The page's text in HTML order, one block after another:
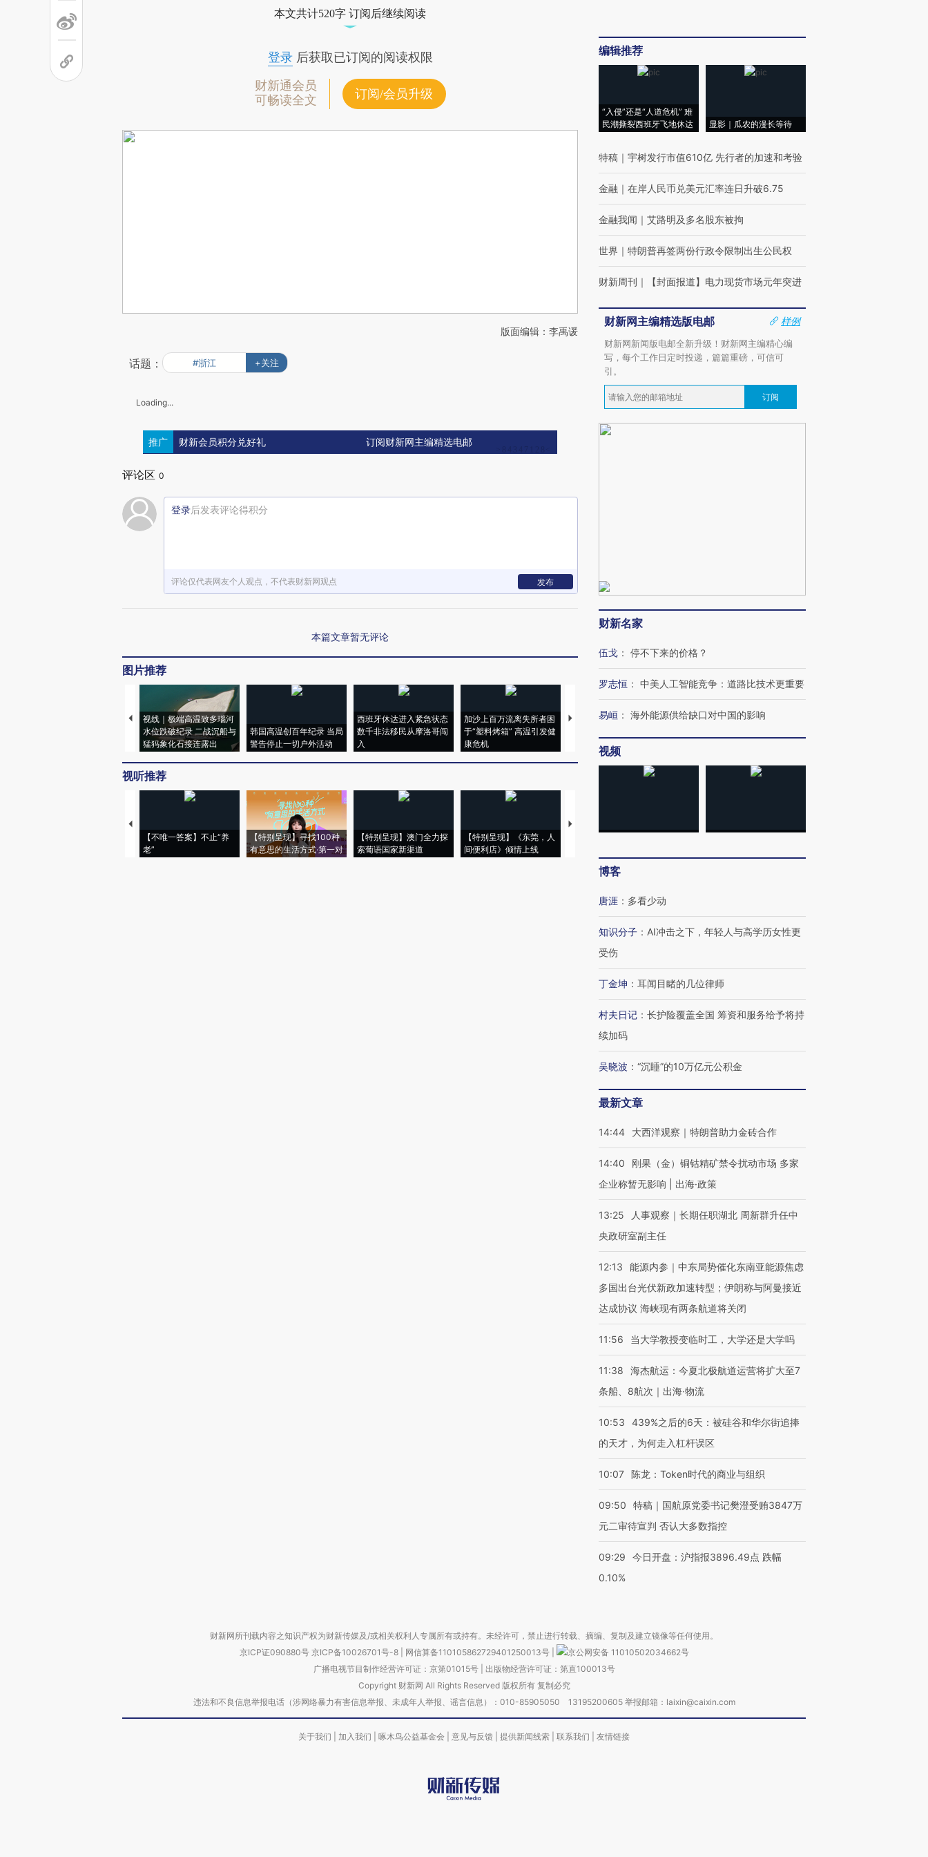
本文共计520字 订阅后继续阅读
登录后获取已订阅的阅读权限
财新通会员
可畅读全文
订阅/会员升级
版面编辑：李禹谖
话题： #浙江 +关注
Loading...
推广 财新会员积分兑好礼 订阅财新网主编精选电邮
评论区 0
登录后发表评论得积分
评论仅代表网友个人观点，不代表财新网观点 发布
本篇文章暂无评论
图片推荐
视线｜极端高温致多瑙河
水位跌破纪录 二战沉船与
猛犸象化石接连露出
韩国高温创百年纪录 当局
警告停止一切户外活动
西班牙休达进入紧急状态
数千非法移民从摩洛哥闯
入
加沙上百万流离失所者困
于“塑料烤箱” 高温引发健
康危机
视线｜HYROX的吸金
心“花钱找虐”？
马航飞行员跨国走私7万
视听推荐
【不唯一答案】不止“养
老”
【特别呈现】寻找100种
有意思的生活方式·第一对
【特别呈现】澳门全力探
索葡语国家新渠道
【特别呈现】《东莞，人
间便利店》倾情上线
【推广】走进第四届链博
编辑推荐
“入侵”还是“人道危机” 难
民潮撕裂西班牙飞地休达
显影｜瓜农的漫长等待
特稿 ｜ 宇树发行市值610亿 先行者的加速和考验
金融 ｜ 在岸人民币兑美元汇率连日升破6.75
金融我闻 ｜ 艾路明及多名股东被拘
世界 ｜ 特朗普再签两份行政令限制出生公民权
财新周刊 ｜ 【封面报道】电力现货市场元年突进
财新网主编精选版电邮
样例
财新网新闻版电邮全新升级！财新网主编精心编
写，每个工作日定时投递，篇篇重磅，可信可
引。
订阅
财新名家
伍戈 ： 停不下来的价格？
罗志恒 ： 中美人工智能竞争：道路比技术更重要
易峘 ： 海外能源供给缺口对中国的影响
视频
博客
唐涯 ： 多看少动
知识分子 ： AI冲击之下，年轻人与高学历女性更
受伤
丁金坤 ： 耳闻目睹的几位律师
村夫日记 ： 长护险覆盖全国 筹资和服务给予将持
续加码
吴晓波 ： “沉睡”的10万亿元公积金
最新文章
14:44 大西洋观察｜特朗普助力金砖合作
14:40
刚果（金）铜钴精矿禁令扰动市场 多家
企业称暂无影响 | 出海·政策
13:25
人事观察｜长期任职湖北 周新群升任中
央政研室副主任
12:13
能源内参｜中东局势催化东南亚能源焦虑
多国出台光伏新政加速转型；伊朗称与阿曼接近
达成协议 海峡现有两条航道将关闭
11:56 当大学教授变临时工，大学还是大学吗
11:38
海杰航运：今夏北极航道运营将扩大至7
条船、8航次｜出海·物流
10:53
439%之后的6天：被硅谷和华尔街追捧
的天才，为何走入杠杆误区
10:07 陈龙：Token时代的商业与组织
09:50
特稿｜国航原党委书记樊澄受贿3847万
元二审待宣判 否认大多数指控
09:29
今日开盘：沪指报3896.49点 跌幅
0.10%
财新网所刊载内容之知识产权为财新传媒及/或相关权利人专属所有或持有。未经许可，禁止进行转载、摘编、复制及建立镜像等任何使用。
京ICP证090880号 京ICP备10026701号-8 网信算备110105862729401250013号
京公网安备 11010502034662号
广播电视节目制作经营许可证：京第01015号| 出版物经营许可证：第直100013号
Copyright 财新网 All Rights Reserved 版权所有 复制必究
违法和不良信息举报电话（涉网络暴力有害信息举报、未成年人举报、谣言信息）：010-85905050 13195200605 举报邮箱：laixin@caixin.com
关于我们 加入我们 啄木鸟公益基金会 意见与反馈 提供新闻线索 联系我们 友情链接